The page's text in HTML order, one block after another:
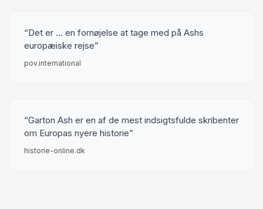
Det er ... en fornøjelse at tage med på Ashs
europæiske rejse
pov.international
Garton Ash er en af de mest indsigtsfulde skribenter
om Europas nyere historie
historie-online.dk